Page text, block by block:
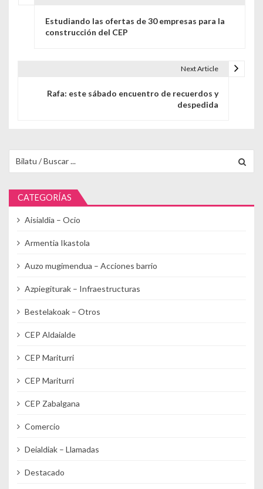
Estudiando las ofertas de 30 empresas para la
construcción del CEP
Next Article
Rafa: este sábado encuentro de recuerdos y
despedida
CATEGORÍAS
Aisialdia – Ocio
Armentia Ikastola
Auzo mugimendua – Acciones barrio
Azpiegiturak – Infraestructuras
Bestelakoak – Otros
CEP Aldaialde
CEP Mariturri
CEP Mariturri
CEP Zabalgana
Comercio
Deialdiak – Llamadas
Destacado